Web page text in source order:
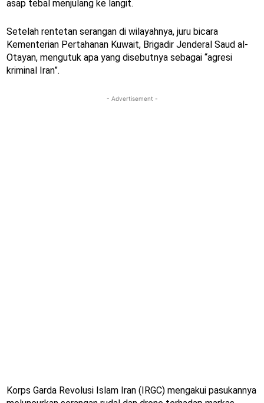
asap tebal menjulang ke langit.
Setelah rentetan serangan di wilayahnya, juru bicara
Kementerian Pertahanan Kuwait, Brigadir Jenderal Saud al-
Otayan, mengutuk apa yang disebutnya sebagai “agresi
kriminal Iran”.
- Advertisement -
Korps Garda Revolusi Islam Iran (IRGC) mengakui pasukannya